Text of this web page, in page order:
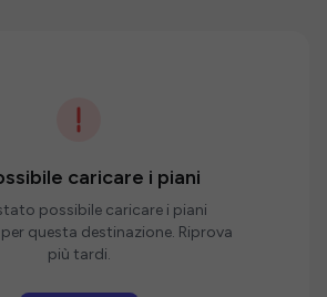
caricare i piani
possibile caricare i piani
questa destinazione. Riprova
più tardi.